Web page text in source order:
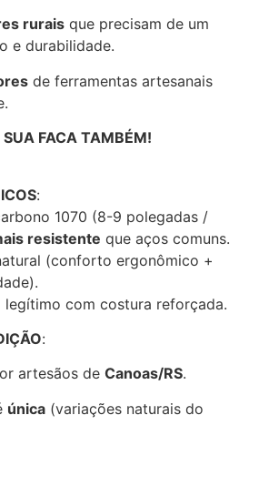
rurais que precisam de um
e durabilidade.
de ferramentas artesanais
SUA FACA TAMBÉM!
:
1070 (8-9 polegadas /
resistente que aços comuns.
(conforto ergonômico +
legítimo com costura reforçada.
:
artesãos de Canoas/RS.
única (variações naturais do